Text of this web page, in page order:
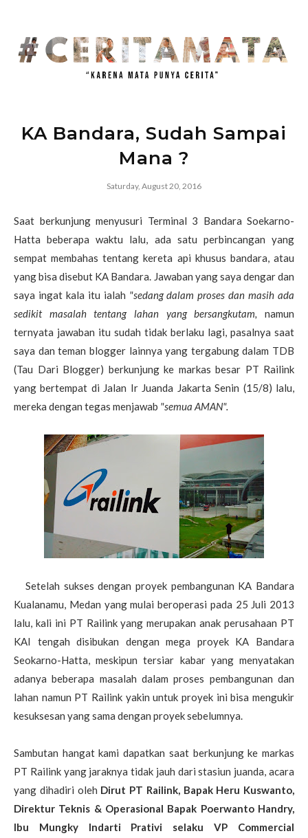
KA Bandara, Sudah Sampai
Mana ?
Saturday, August 20, 2016
Saat berkunjung menyusuri Terminal 3 Bandara Soekarno-
Hatta beberapa waktu lalu, ada satu perbincangan yang
sempat membahas tentang kereta api khusus bandara, atau
yang bisa disebut KA Bandara. Jawaban yang saya dengar dan
saya ingat kala itu ialah "sedang dalam proses dan masih ada
sedikit masalah tentang lahan yang bersangkutam, namun
ternyata jawaban itu sudah tidak berlaku lagi, pasalnya saat
saya dan teman blogger lainnya yang tergabung dalam TDB
(Tau Dari Blogger) berkunjung ke markas besar PT Railink
yang bertempat di Jalan Ir Juanda Jakarta Senin (15/8) lalu,
mereka dengan tegas menjawab "semua AMAN".
Setelah sukses dengan proyek pembangunan KA Bandara
Kualanamu, Medan yang mulai beroperasi pada 25 Juli 2013
lalu, kali ini PT Railink yang merupakan anak perusahaan PT
KAI tengah disibukan dengan mega proyek KA Bandara
Seokarno-Hatta, meskipun tersiar kabar yang menyatakan
adanya beberapa masalah dalam proses pembangunan dan
lahan namun PT Railink yakin untuk proyek ini bisa mengukir
kesuksesan yang sama dengan proyek sebelumnya.
Sambutan hangat kami dapatkan saat berkunjung ke markas
PT Railink yang jaraknya tidak jauh dari stasiun juanda, acara
yang dihadiri oleh Dirut PT Railink, Bapak Heru Kuswanto,
Direktur Teknis & Operasional Bapak Poerwanto Handry,
Ibu Mungky Indarti Prativi selaku VP Commercial